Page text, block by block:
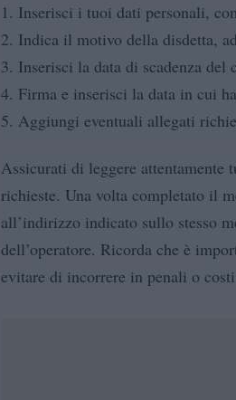
1. Inserisci i tuoi dati personali,
2. Indica il motivo della disdetta,
3. Inserisci la data di scadenza del
4. Firma e inserisci la data in cui
5. Aggiungi eventuali allegati
Assicurati di leggere
richieste. Una volta completato il
all’indirizzo indicato sullo stesso
dell’operatore. Ricorda che è
evitare di incorrere in penali o